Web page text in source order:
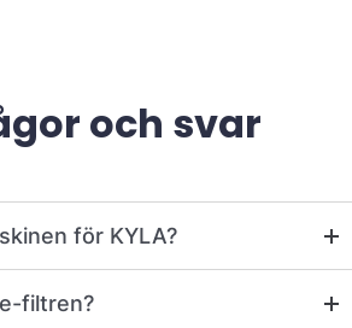
och svar
för KYLA?
filtren?